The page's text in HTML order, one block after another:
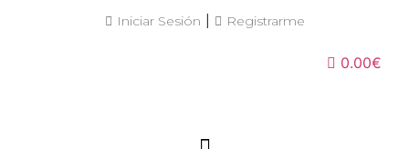
Iniciar Sesión Registrarme
0.00€